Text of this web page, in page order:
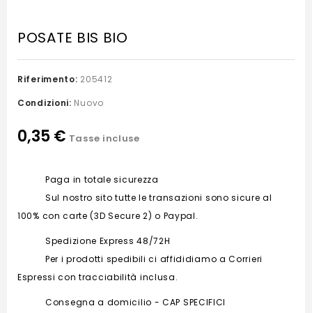
POSATE BIS BIO
Riferimento: 205412
Condizioni: Nuovo
0,35 € Tasse incluse
Paga in totale sicurezza
Sul nostro sito tutte le transazioni sono sicure al
100% con carte (3D Secure 2) o Paypal.
Spedizione Express 48/72H
Per i prodotti spedibili ci affididiamo a Corrieri
Espressi con tracciabilità inclusa.
Consegna a domicilio - CAP SPECIFICI